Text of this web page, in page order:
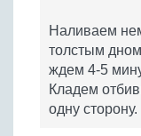
Наливаем
толстым
ждем 4-5
Кладем
одну сторону.